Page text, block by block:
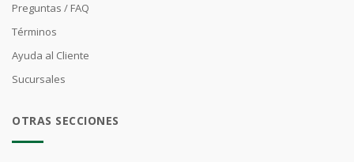
Preguntas / FAQ
Términos
Ayuda al Cliente
Sucursales
OTRAS SECCIONES